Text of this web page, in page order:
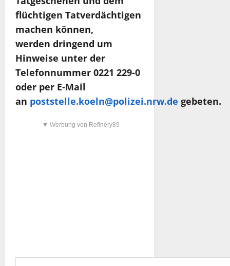
flüchtigen Tatverdächtigen
machen können,
werden dringend um
Hinweise unter der
Telefonnummer 0221 229-0
oder per E-Mail
an poststelle.koeln@polizei.nrw.de gebeten.
▼ Werbung von Refinery89